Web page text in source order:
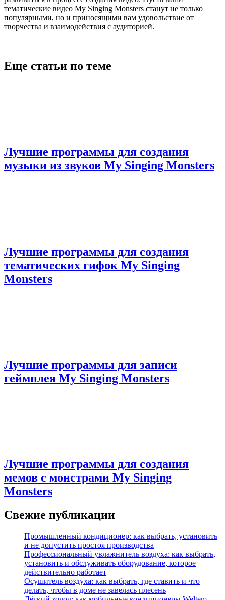
тематические видео My Singing Monsters станут не только
популярными, но и приносящими вам удовольствие от
творчества и взаимодействия с аудиторией.
Еще статьи по теме
Лучшие программы для создания
музыки из звуков My Singing Monsters
Лучшие программы для создания
тематических гифок My Singing
Monsters
Лучшие программы для записи
геймплея My Singing Monsters
Лучшие программы для создания
мемов с монстрами My Singing
Monsters
Свежие публикации
Промышленный кондиционер: как выбрать, установить
и не допустить простоя производства
Профессиональный увлажнитель воздуха: как выбрать,
установить и обслуживать оборудование, которое
действительно работает
Осушитель воздуха: как выбрать, где ставить и что
делать, чтобы в доме не завелась плесень